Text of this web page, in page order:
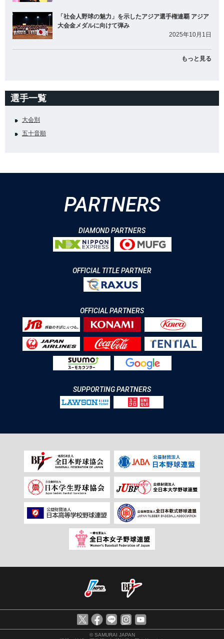
「社会人野球の魅力」を示したアジア選手権連覇 アジア
大会金メダルに向けて弾み
2025年10月1日
もっと見る
選手一覧
大会別
五十音順
PARTNERS
DIAMOND PARTNERS
OFFICIAL TITLE PARTNER
OFFICIAL PARTNERS
SUPPORTING PARTNERS
© SAMURAI JAPAN